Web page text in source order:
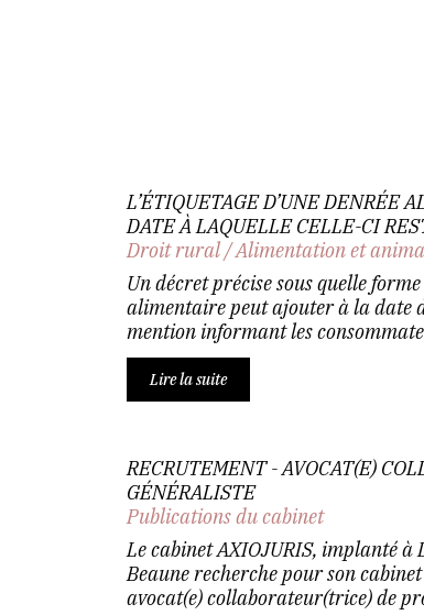
L’ÉTIQUETAGE D’UNE DENRÉE
DATE À LAQUELLE CELLE-CI
Droit rural/Alimentation et
Un décret précise sous quelle
alimentaire peut ajouter à la date
mention informant les
Lire la suite
RECRUTEMENT - AVOCAT(E)
GÉNÉRALISTE
Publications du cabinet
Le cabinet AXIOJURIS, implanté
Beaune recherche pour son
avocat(e) collaborateur(trice) de